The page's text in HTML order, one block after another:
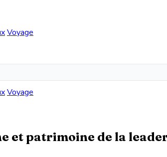
Voyage
Voyage
et patrimoine de la